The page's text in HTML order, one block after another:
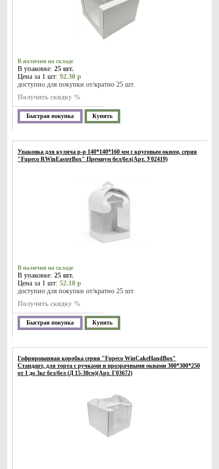
В наличии на складе
В упаковке: 25 шт.
Цена за 1 шт: 92.30 р
доступно для покупки от/кратно 25 шт.
Получить скидку %
Быстрая покупка Купить
Упаковка для кулича р-р 140*140*160 мм с круговым окном, серия
"Fupeco RWinEasterBox" Премиум бел/бел(Арт. У02419)
В наличии на складе
В упаковке: 25 шт.
Цена за 1 шт: 52.10 р
доступно для покупки от/кратно 25 шт.
Получить скидку %
Быстрая покупка Купить
Гофрированная коробка серия "Fupeco WinCakeHandBox"
Стандарт, для торта c ручками и прозрачными окнами 300*300*250
от 1 до 3кг бел/бел (Д 15-30см)(Арт. Г03672)